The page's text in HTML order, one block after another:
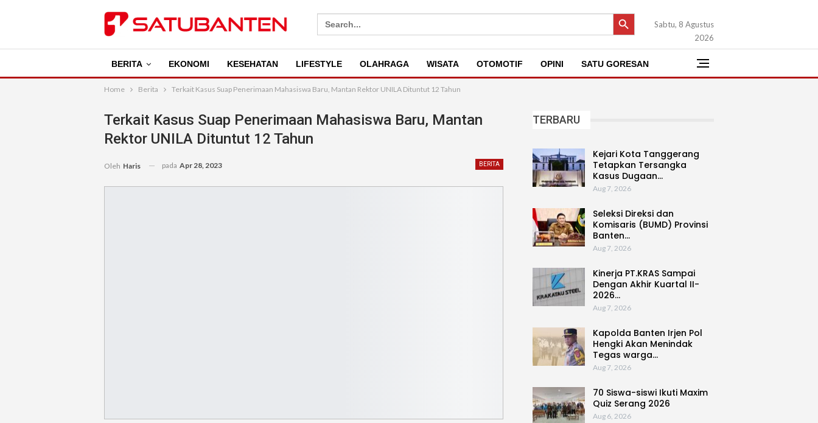
Search
for:
SEARCH BUTTON
Sabtu, 8 Agustus
2026
BERITA EKONOMI KESEHATAN LIFESTYLE OLAHRAGA WISATA OTOMOTIF OPINI SATU GORESAN
Home Berita Terkait Kasus Suap Penerimaan Mahasiswa Baru, Mantan Rektor UNILA Dituntut 12 Tahun
Terkait Kasus Suap Penerimaan Mahasiswa Baru, Mantan
Rektor UNILA Dituntut 12 Tahun
BERITA
Oleh Haris pada Apr 28, 2023
TERBARU
Kejari Kota Tanggerang
Tetapkan Tersangka
Kasus Dugaan…
Aug 7, 2026
Seleksi Direksi dan
Komisaris (BUMD) Provinsi
Banten…
Aug 7, 2026
Kinerja PT.KRAS Sampai
Dengan Akhir Kuartal II-
2026…
Aug 7, 2026
Kapolda Banten Irjen Pol
Hengki Akan Menindak
Tegas warga…
Aug 7, 2026
70 Siswa-siswi Ikuti Maxim
Quiz Serang 2026
Aug 6, 2026